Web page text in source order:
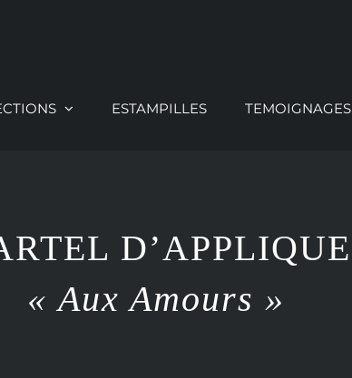
ESTAMPILLES TEMOIGNAGES
D’APPLIQUE
« Aux Amours »